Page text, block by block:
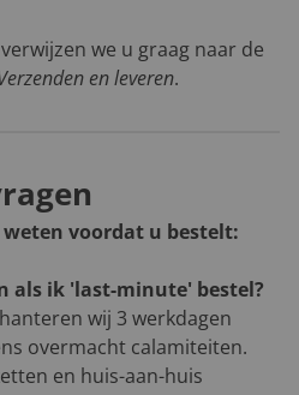
we u graag naar de
en leveren.
voordat u bestelt:
als ik 'last-minute' bestel?
wij 3 werkdagen
overmacht calamiteiten.
en huis-aan-huis